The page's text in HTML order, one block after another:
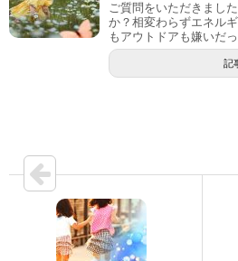
ご質問をいただきまし
か？相変わらずエネル
もアウトドアも嫌いだ
記